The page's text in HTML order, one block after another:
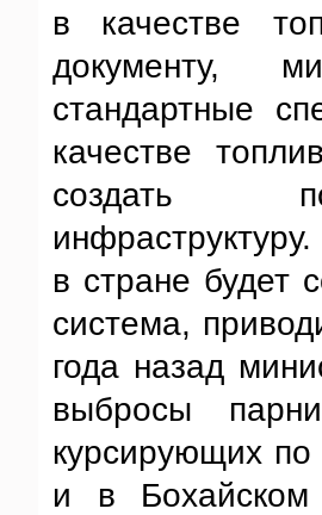
в качестве
документу,
стандартные
качестве
создать
в стране будет
система,
года назад
выбросы
курсирующих
и в Бохайском